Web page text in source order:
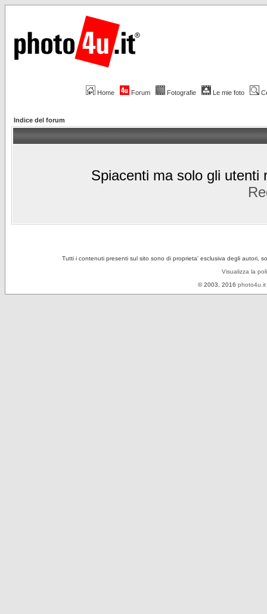
Home Forum Fotografie Le mie foto
Indice del forum
Spiacenti ma solo gli utenti
Tutti i contenuti presenti sul sito sono di proprieta' esclusiva degli autori,
Visualizza la
© 2003, 2016 photo4u.it